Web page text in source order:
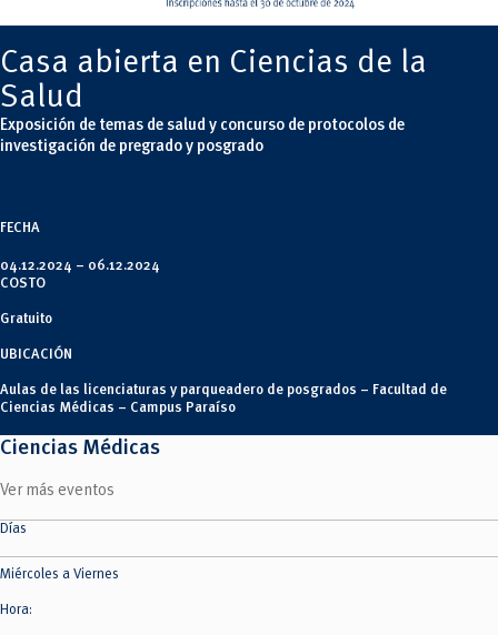
Radio Universitaria
Salud
Sostenibilidad
Vinculación
Casa abierta en Ciencias de la
Salud
Exposición de temas de salud y concurso de protocolos de
investigación de pregrado y posgrado
FECHA
04.12.2024 – 06.12.2024
COSTO
Gratuito
UBICACIÓN
Aulas de las licenciaturas y parqueadero de posgrados – Facultad de
Ciencias Médicas – Campus Paraíso
Ciencias Médicas
Ver más eventos
Días
Miércoles a Viernes
Hora: